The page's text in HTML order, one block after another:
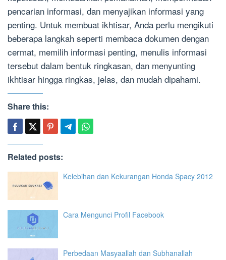
pencarian informasi, dan menyajikan informasi yang
penting. Untuk membuat ikhtisar, Anda perlu mengikuti
beberapa langkah seperti membaca dokumen dengan
cermat, memilih informasi penting, menulis informasi
tersebut dalam bentuk ringkasan, dan menyunting
ikhtisar hingga ringkas, jelas, dan mudah dipahami.
Share this:
Related posts:
Kelebihan dan Kekurangan Honda Spacy 2012
Cara Mengunci Profil Facebook
Perbedaan Masyaallah dan Subhanallah